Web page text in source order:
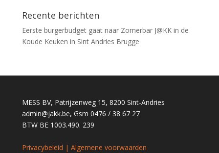
Recente berichten
Eerste burgerbudget gaat naar Zomerbar J@KK in de
Koude Keuken in Sint Andries Brugge
MESS BV, Patrijzenweg 15, 8200 Sint-Andries
admin@jakk.be, Gsm 0476 / 38 67 27
BTW BE 1003.490. 239
Privacybeleid | Algemene voorwaarden